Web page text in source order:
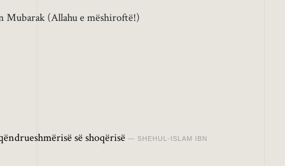
Mubarak (Allahu e mëshiroftë!)
së shoqërisë SHEHUL-ISLAM IBN